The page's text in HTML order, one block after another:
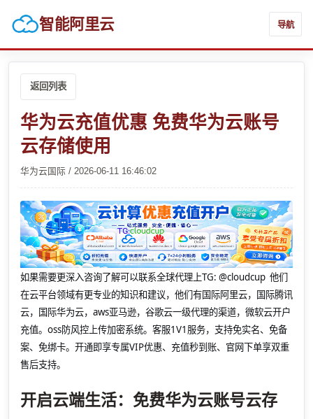
智能阿里云 导航
返回列表
华为云充值优惠 免费华为云账号
云存储使用
华为云国际 / 2026-06-11 16:46:02
如果需要更深入咨询了解可以联系全球代理上TG: @cloudcup 他们
在云平台领域有更专业的知识和建议，他们有国际阿里云，国际腾讯
云，国际华为云，aws亚马逊，谷歌云一级代理的渠道，微软云开户
充值。oss防风控上传加密系统。客服1V1服务，支持免实名、免备
案、免绑卡。开通即享专属VIP优惠、充值秒到账、官网下单享双重
售后支持。
开启云端生活：免费华为云账号云存